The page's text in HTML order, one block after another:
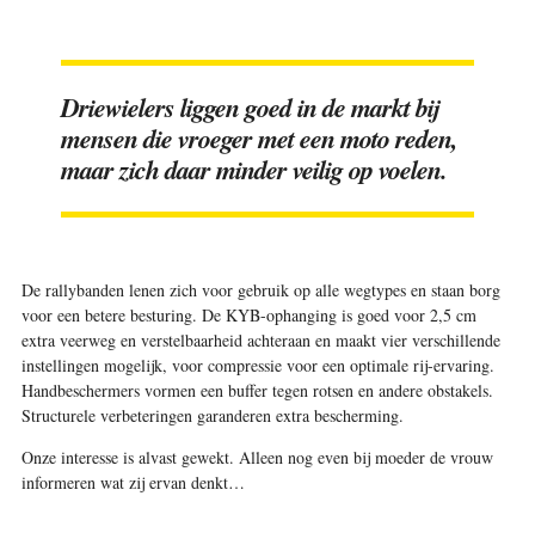
Driewielers liggen goed in de markt bij
mensen die vroeger met een moto reden,
maar zich daar minder veilig op voelen.
De rallybanden lenen zich voor gebruik op alle wegtypes en staan borg
voor een betere besturing. De KYB-ophanging is goed voor 2,5 cm
extra veerweg en verstelbaarheid achteraan en maakt vier verschillende
instellingen mogelijk, voor compressie voor een optimale rij-ervaring.
Handbeschermers vormen een buffer tegen rotsen en andere obstakels.
Structurele verbeteringen garanderen extra bescherming.
Onze interesse is alvast gewekt. Alleen nog even bij moeder de vrouw
informeren wat zij ervan denkt…